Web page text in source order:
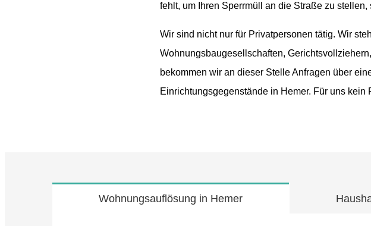
fehlt, um Ihren Sperrmüll an die Straße zu
Wir sind nicht nur für Privatpersonen tätig. Wir
Wohnungsbaugesellschaften,
bekommen wir an dieser Stelle Anfragen über
Einrichtungsgegenstände in Hemer. Für uns
Wohnungsauflösung in Hemer